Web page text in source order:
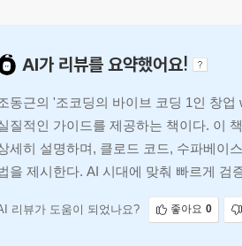
입부터 성장까지 ㅡ 브랜딩, SEO/GEO,
과 이탈 그리고 캐링 캐패시티
신뢰를 높이는 도메인과 파비콘
역할과 구매 방법
매하기
서비스 연결하기
이스 AI로 파비콘 이미지 생성하고 적
AI가 리뷰를 요약했어요!
동근의 '조코딩의 바이브 코딩 1인 창
질적인 가이드를 제공하는 책이다. 이
세히 설명하며, 클로드 코드, 수파베이
을 제시한다. AI 시대에 맞춰 빠르게 검
리뷰가 도움이 되었나요? 좋아요 0